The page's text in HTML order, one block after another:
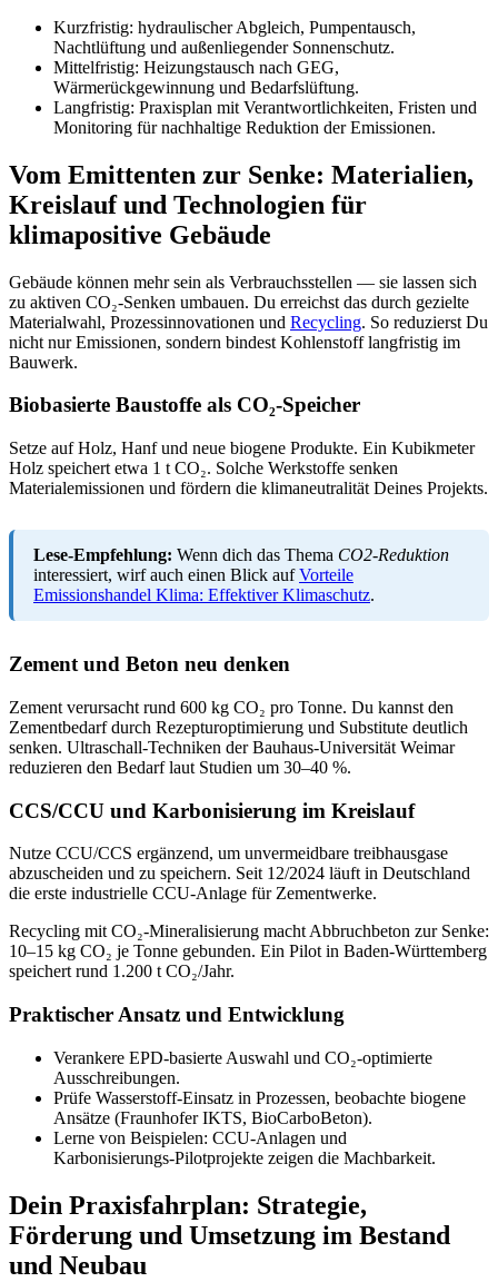
Kurzfristig: hydraulischer Abgleich, Pumpentausch,
Nachtlüftung und außenliegender Sonnenschutz.
Mittelfristig: Heizungstausch nach GEG,
Wärmerückgewinnung und Bedarfslüftung.
Langfristig: Praxisplan mit Verantwortlichkeiten, Fristen und
Monitoring für nachhaltige Reduktion der Emissionen.
Vom Emittenten zur Senke: Materialien,
Kreislauf und Technologien für
klimapositive Gebäude
Gebäude können mehr sein als Verbrauchsstellen — sie lassen sich
zu aktiven CO₂‑Senken umbauen. Du erreichst das durch gezielte
Materialwahl, Prozessinnovationen und Recycling. So reduzierst Du
nicht nur Emissionen, sondern bindest Kohlenstoff langfristig im
Bauwerk.
Biobasierte Baustoffe als CO₂‑Speicher
Setze auf Holz, Hanf und neue biogene Produkte. Ein Kubikmeter
Holz speichert etwa 1 t CO₂. Solche Werkstoffe senken
Materialemissionen und fördern die klimaneutralität Deines Projekts.
Lese-Empfehlung: Wenn dich das Thema CO2-Reduktion
interessiert, wirf auch einen Blick aufVorteile
Emissionshandel Klima: Effektiver Klimaschutz.
Zement und Beton neu denken
Zement verursacht rund 600 kg CO₂ pro Tonne. Du kannst den
Zementbedarf durch Rezepturoptimierung und Substitute deutlich
senken. Ultraschall‑Techniken der Bauhaus‑Universität Weimar
reduzieren den Bedarf laut Studien um 30–40 %.
CCS/CCU und Karbonisierung im Kreislauf
Nutze CCU/CCS ergänzend, um unvermeidbare treibhausgase
abzuscheiden und zu speichern. Seit 12/2024 läuft in Deutschland
die erste industrielle CCU‑Anlage für Zementwerke.
Recycling mit CO₂‑Mineralisierung macht Abbruchbeton zur Senke:
10–15 kg CO₂ je Tonne gebunden. Ein Pilot in Baden‑Württemberg
speichert rund 1.200 t CO₂/Jahr.
Praktischer Ansatz und Entwicklung
Verankere EPD‑basierte Auswahl und CO₂‑optimierte
Ausschreibungen.
Prüfe Wasserstoff‑Einsatz in Prozessen, beobachte biogene
Ansätze (Fraunhofer IKTS, BioCarboBeton).
Lerne von Beispielen: CCU‑Anlagen und
Karbonisierungs‑Pilotprojekte zeigen die Machbarkeit.
Dein Praxisfahrplan: Strategie,
Förderung und Umsetzung im Bestand
und Neubau